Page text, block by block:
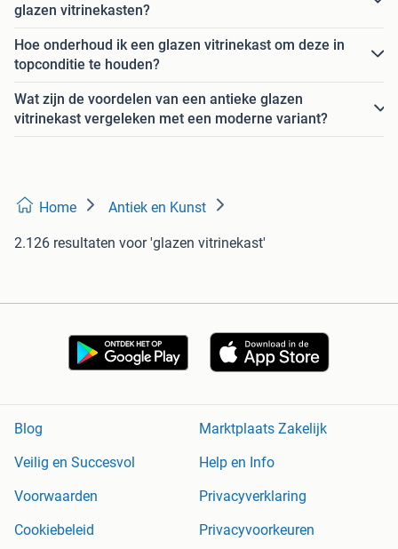
glazen vitrinekasten?
Hoe onderhoud ik een glazen vitrinekast om deze in
topconditie te houden?
Wat zijn de voordelen van een antieke glazen
vitrinekast vergeleken met een moderne variant?
Home Antiek en Kunst
2.126 resultaten voor 'glazen vitrinekast'
Blog
Marktplaats Zakelijk
Veilig en Succesvol
Help en Info
Voorwaarden
Privacyverklaring
Cookiebeleid
Privacyvoorkeuren